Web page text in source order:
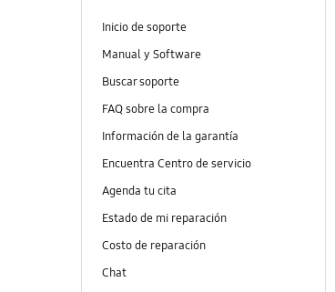
Inicio de soporte
Manual y Software
Buscar soporte
FAQ sobre la compra
Información de la garantía
Encuentra Centro de servicio
Agenda tu cita
Estado de mi reparación
Costo de reparación
Chat